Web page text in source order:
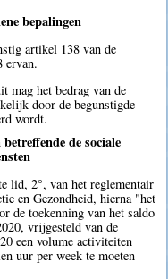
bepalingen
artikel 138 van de
ervan.
mag het bedrag van de
door de begunstigde
wordt.
de sociale
lid, 2°, van het reglementair
en Gezondheid, hierna "het
de toekenning van het saldo
vrijgesteld van de
een volume activiteiten
uur per week te moeten